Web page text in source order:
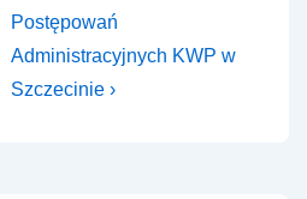
Postępowań
Administracyjnych KWP w
Szczecinie ›